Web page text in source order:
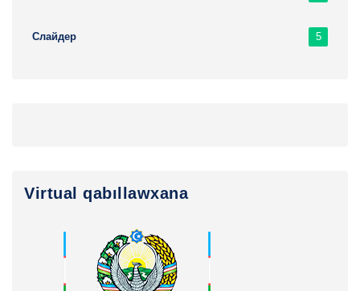
Слайдер 5
Virtual qabıllawxana